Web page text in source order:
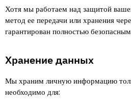
Хотя мы работаем над защитой
метод ее передачи или хранения
гарантирован полностью
Хранение данных
Мы храним личную информацию
необходимо для: